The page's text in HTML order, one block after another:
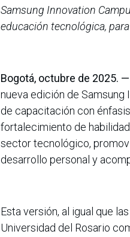
Samsung Innovation
educación tecnológica,
Bogotá, octubre de 2025. —
nueva edición de Samsung
de capacitación con
fortalecimiento de
sector tecnológico,
desarrollo personal y
Esta versión, al igual que
Universidad del Rosario